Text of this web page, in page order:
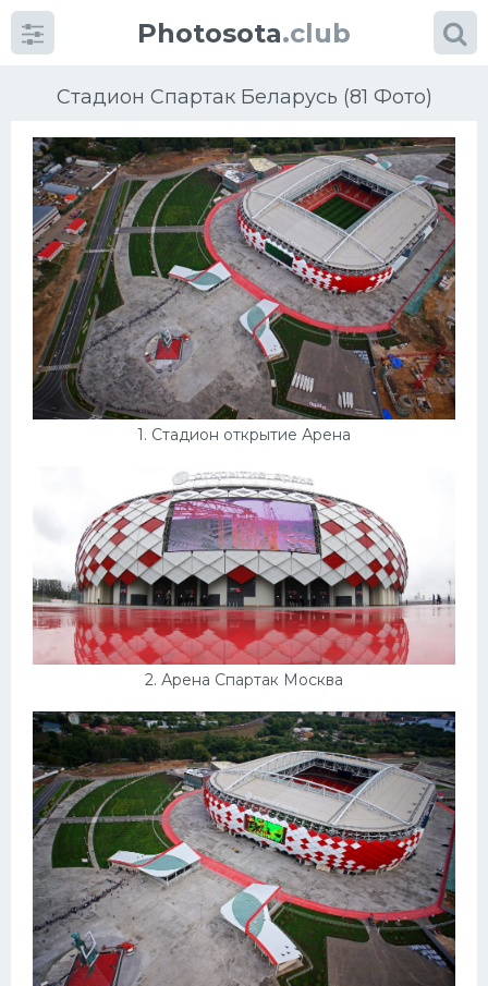
Photosota.club
Стадион Спартак Беларусь (81 Фото)
1. Стадион открытие Арена
2. Арена Спартак Москва
КатегорииФото
Много картинок...
Футбол
Баскетбол
Конькобежный спорт
Тренажеры
Интерьеры квартир